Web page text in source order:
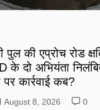
पुल की एप्रोच रोड
के दो अभियंता
पर कार्रवाई कब?
August 8, 2026 0